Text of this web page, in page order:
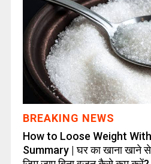
BREAKING NEWS
How to Loose Weight
Summary | घर का खाना खाने से